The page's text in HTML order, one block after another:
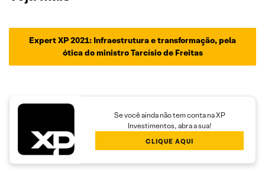
Expert XP 2021: Infraestrutura e transformação, pela
ótica do ministro Tarcísio de Freitas
Se você ainda não tem conta na XP
Investimentos, abra a sua!
CLIQUE AQUI